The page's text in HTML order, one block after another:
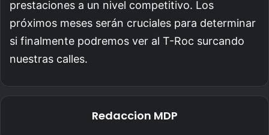
prestaciones a un nivel competitivo. Los
próximos meses serán cruciales para determinar
si finalmente podremos ver al T-Roc surcando
nuestras calles.
Redaccion MDP